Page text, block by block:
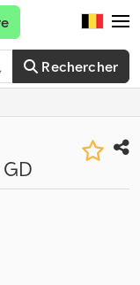
Rechercher